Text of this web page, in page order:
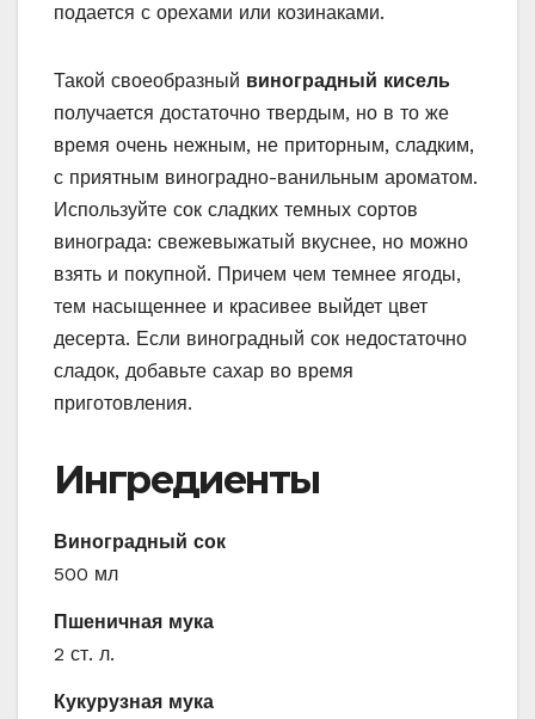
подается с орехами или козинаками.
Такой своеобразный виноградный кисель
получается достаточно твердым, но в то же
время очень нежным, не приторным, сладким,
с приятным виноградно-ванильным ароматом.
Используйте сок сладких темных сортов
винограда: свежевыжатый вкуснее, но можно
взять и покупной. Причем чем темнее ягоды,
тем насыщеннее и красивее выйдет цвет
десерта. Если виноградный сок недостаточно
сладок, добавьте сахар во время
приготовления.
Ингредиенты
Виноградный сок
500 мл
Пшеничная мука
2 ст. л.
Кукурузная мука